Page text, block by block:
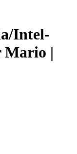
Intel-
Mario |